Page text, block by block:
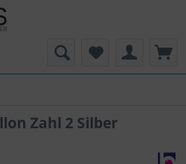
Zahl 2 Silber